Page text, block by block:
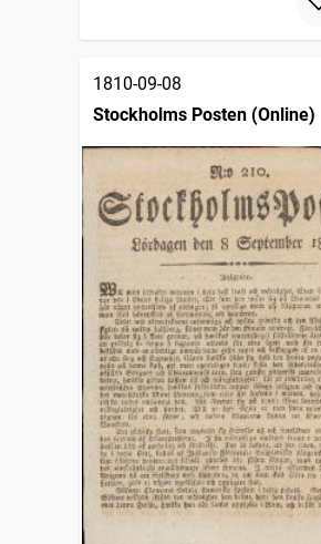
1810-09-08
Stockholms Posten (Online)